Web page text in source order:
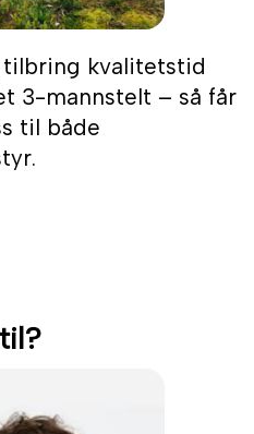
kvalitetstid
3-mannstelt – så får
til både